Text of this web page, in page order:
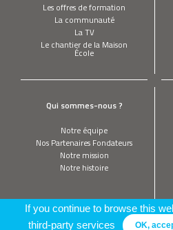
Les offres de formation
La communauté
La TV
Le chantier de la Maison
École
Qui sommes-nous ?
Notre équipe
Nos Partenaires Fondateurs
Notre mission
Notre histoire
If you continue to browse this
third-party services
OK,